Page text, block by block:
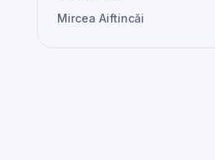
Mircea Aiftincăi